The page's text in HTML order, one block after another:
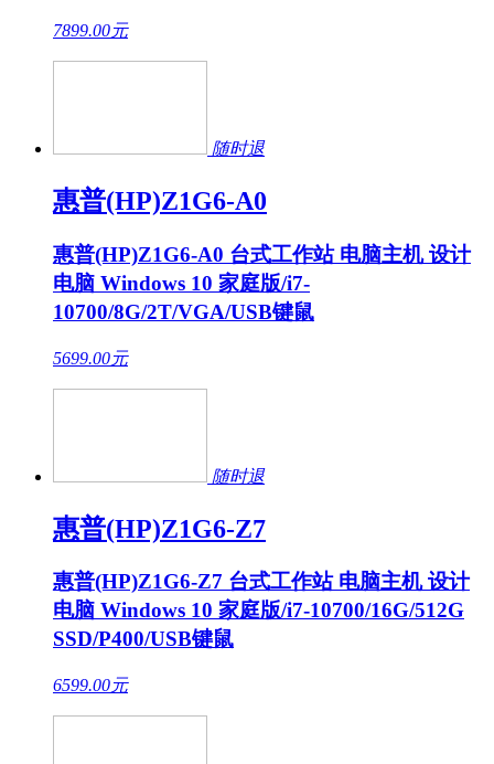
7899.00元
随时退
惠普(HP)Z1G6-A0
惠普(HP)Z1G6-A0 台式工作站 电脑主机 设计
电脑 Windows 10 家庭版/i7-
10700/8G/2T/VGA/USB键鼠
5699.00元
随时退
惠普(HP)Z1G6-Z7
惠普(HP)Z1G6-Z7 台式工作站 电脑主机 设计
电脑 Windows 10 家庭版/i7-10700/16G/512G
SSD/P400/USB键鼠
6599.00元